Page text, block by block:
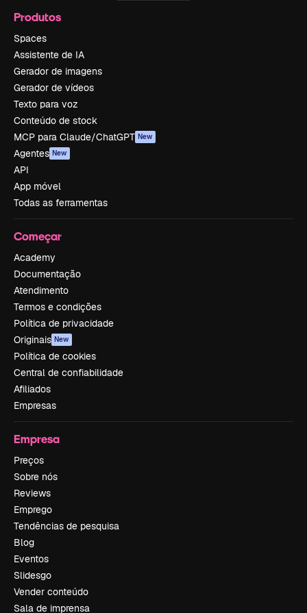
Produtos
Spaces
Assistente de IA
Gerador de imagens
Gerador de vídeos
Texto para voz
Conteúdo de stock
MCP para Claude/ChatGPT New
Agentes New
API
App móvel
Todas as ferramentas
Começar
Academy
Documentação
Atendimento
Termos e condições
Política de privacidade
Originais New
Política de cookies
Central de confiabilidade
Afiliados
Empresas
Empresa
Preços
Sobre nós
Reviews
Emprego
Tendências de pesquisa
Blog
Eventos
Slidesgo
Vender conteúdo
Sala de imprensa